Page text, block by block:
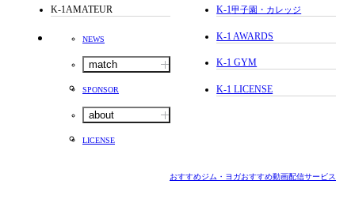
K-1AMATEUR
NEWS
match
SPONSOR
about
LICENSE
K-1甲子園・カレッジ
K-1 AWARDS
K-1 GYM
K-1 LICENSE
おすすめジム・ヨガおすすめ動画配信サービス